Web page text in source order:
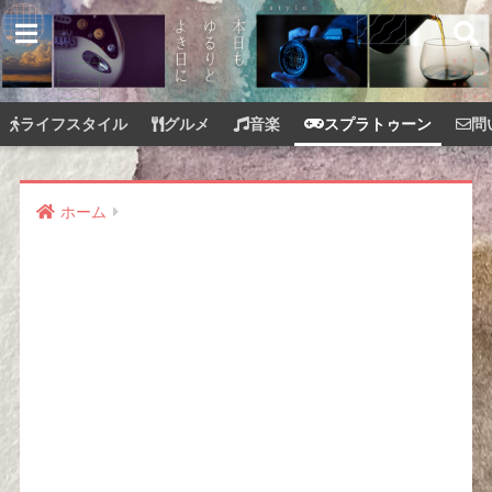
ライフスタイル グルメ 音楽 スプラトゥーン 問
ホーム